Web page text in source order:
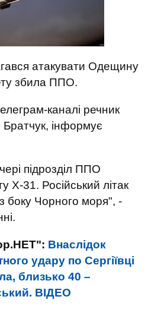
атакувати Одещину
збила ППО.
каналі речник
інформує
підрозділ ППО
Х-31. Російський літак
боку Чорного моря", -
Внаслідок
удару по Сергіївці
близько 40 –
ВIДЕО